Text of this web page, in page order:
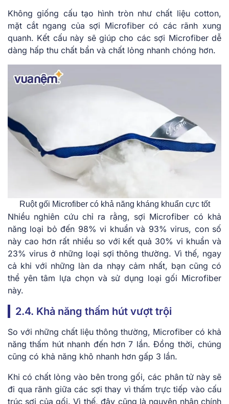
Không giống cấu tạo hình tròn như chất liệu cotton,
mặt cắt ngang của sợi Microfiber có các rãnh xung
quanh. Kết cấu này sẽ giúp cho các sợi Microfiber dễ
dàng hấp thu chất bẩn và chất lỏng nhanh chóng hơn.
Ruột gối Microfiber có khả năng kháng khuẩn cực tốt
Nhiều nghiên cứu chỉ ra rằng, sợi Microfiber có khả
năng loại bỏ đến 98% vi khuẩn và 93% virus, con số
này cao hơn rất nhiều so với kết quả 30% vi khuẩn và
23% virus ở những loại sợi thông thường. Vì thế, ngay
cả khi với những làn da nhạy cảm nhất, bạn cũng có
thể yên tâm lựa chọn và sử dụng loại gối Microfiber
này.
2.4. Khả năng thấm hút vượt trội
So với những chất liệu thông thường, Microfiber có khả
năng thấm hút nhanh đến hơn 7 lần. Đồng thời, chúng
cũng có khả năng khô nhanh hơn gấp 3 lần.
Khi có chất lỏng vào bên trong gối, các phân tử này sẽ
đi qua rãnh giữa các sợi thay vì thấm trực tiếp vào cấu
trúc sợi của gối. Vì thế, đây cũng là nguyên nhân chính